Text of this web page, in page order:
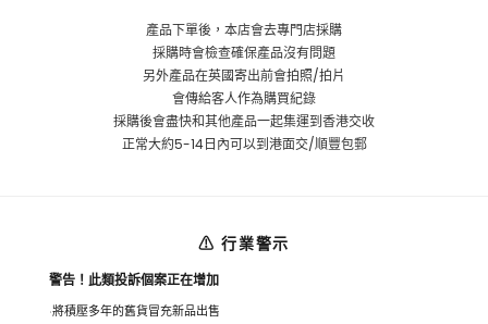
產品下單後，本店會去專門店採購
採購時會檢查確保產品沒有問題
另外產品在英國寄出前會拍照/拍片
會傳給客人作為購買紀錄
採購後會盡快和其他產品一起集運到香港交收
正常大約5-14日內可以到港面交/順豐包郵
⚠ 行業警示
警告！此類投訴個案正在增加
將積壓多年的舊貨冒充新品出售